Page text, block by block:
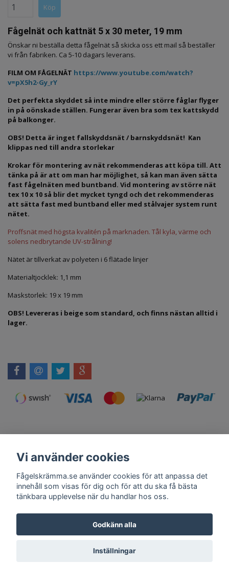
Fågelnät och kattnät 5 x 30 meter, 19 mm
Önskar ni beställa detta fågelnät så skicka oss ett mail så beställer
vi från fabriken. Ca 5-10 dagars leverans.
FILM OM FÅGELNÄT https://www.youtube.com/watch?
v=pX5h2-Gy_rY
Det perfekta skyddet så inte mindre eller större fåglar flyger
in på oönskade ställen. Fungerar även bra som tex kattskydd
på balkonger.
OBS! Detta är inget fallskyddsnät / barnskyddsnät! Kan
klippas ned till andra storlekar
Krokar för montering av nät rekommenderas att köpa till. Att
tänka på är att om man har möjlighet, så kan man även sätta
fast fågelnäten med buntband. Vid montering av större nät
tex 10 x 10 så blir det mycket tyngd och det rekommenderas
att sätta fast med buntband eller med stålvajer system runt
nätet.
Proffsnät med högsta kvalitén på marknaden. Tål kyla, värme och
solens nedbrytande UV-strålning!
Nätet är tillverkat av polyeten i 6 flätade linjer
Materialtjocklek: 1,1 mm
Maskstorlek: 19 x 19 mm
OBS! Levereras i beige som standard, och finns nästan alltid i
lager.
Kontakt Om Oss Köpvillkor Skadedjursprodukter.se
Tilahome.se
Få vårt nyhetsbrev
Anmäl
© Copyright 2026 Fågelskrämma.se
Vi använder cookies
Fågelskrämma.se använder cookies för att anpassa det
innehåll som visas för dig och för att du ska få bästa
tänkbara upplevelse när du handlar hos oss.
Godkänn alla
Inställningar